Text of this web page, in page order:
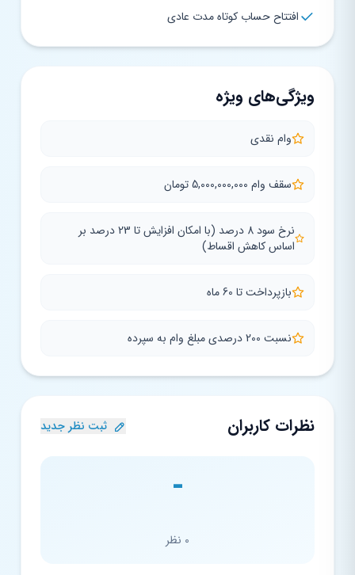
افتتاح حساب کوتاه مدت عادی
ویژگی‌های ویژه
وام نقدی
سقف وام 5,000,000,000 تومان
نرخ سود 8 درصد (با امکان افزایش تا 23 درصد بر
اساس کاهش اقساط)
بازپرداخت تا 60 ماه
نسبت 200 درصدی مبلغ وام به سپرده
نظرات کاربران
-
0 نظر